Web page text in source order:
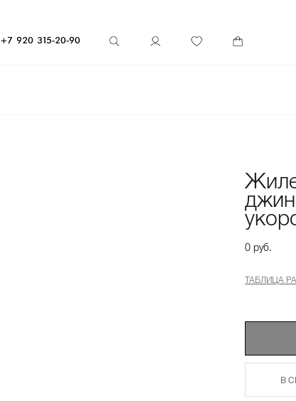
+7 920 315-20-90
0 руб.
ТАБЛИЦА
В